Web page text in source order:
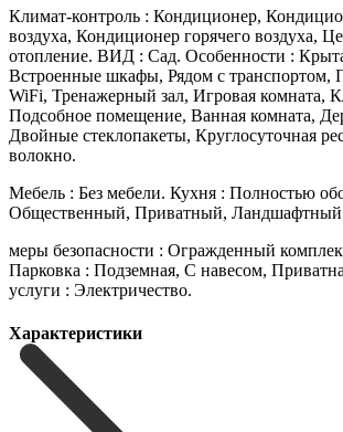
Климат-контроль : Кондиционер,
воздуха, Кондиционер горячего воздуха,
отопление. ВИД : Сад. Особенности :
Встроенные шкафы, Рядом с транспортом,
WiFi, Тренажерный зал, Игровая комната,
Подсобное помещение, Ванная комната,
Двойные стеклопакеты, Круглосуточная
‌волокно.
Мебель ‌: Без ‌мебели. Кухня : ‌Полностью
Общественный, Приватный, Ландшафтный
меры безопасности ‌: Огражденный
Парковка : ‌Подземная, ‌С ‌навесом,
‌услуги ‌: ‌Электричество.
Характеристики